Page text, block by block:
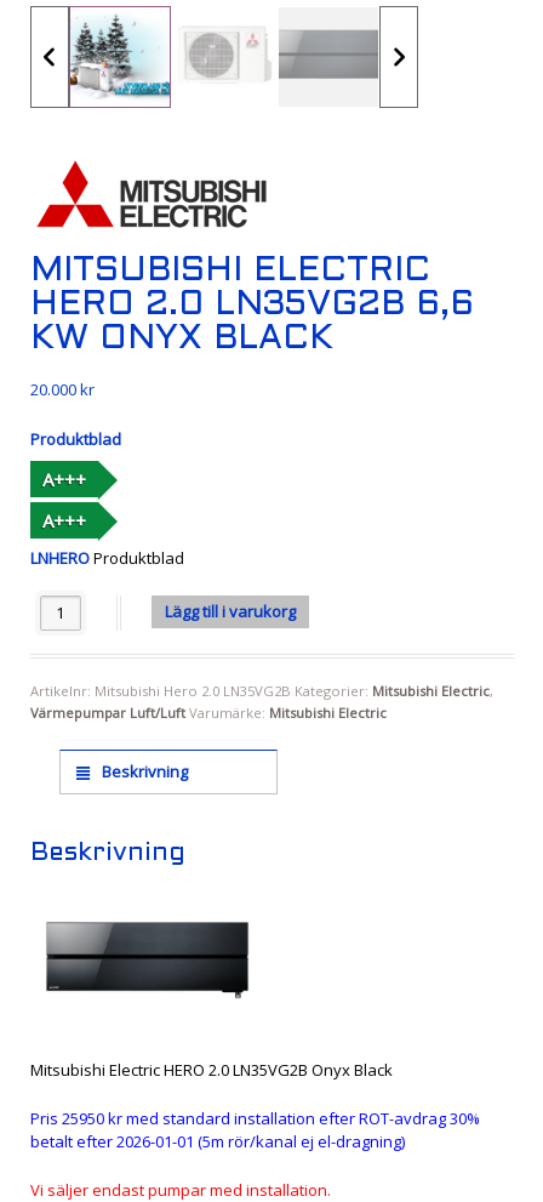
MITSUBISHI ELECTRIC
HERO 2.0 LN35VG2B 6,6
KW ONYX BLACK
20.000kr
Produktblad
A+++
A+++
LNHEROProduktblad
Antal Lägg till i varukorg
Artikelnr: Mitsubishi Hero 2.0 LN35VG2B Kategorier: Mitsubishi Electric,
Värmepumpar Luft/Luft Varumärke: Mitsubishi Electric
Beskrivning
Beskrivning
Mitsubishi Electric HERO 2.0 LN35VG2B Onyx Black
Pris 25950 kr med standard installation efter ROT-avdrag 30%
betalt efter 2026-01-01 (5m rör/kanal ej el-dragning)
Vi säljer endast pumpar med installation.